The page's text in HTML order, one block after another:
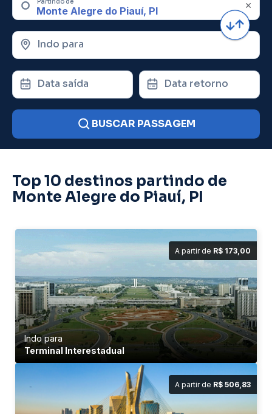
Indo para
Data saída Data retorno
BUSCAR PASSAGEM
Top 10 destinos partindo de
Monte Alegre do Piauí, PI
A partir de R$ 173,00
Indo para
Terminal Interestadual
A partir de R$ 506,83